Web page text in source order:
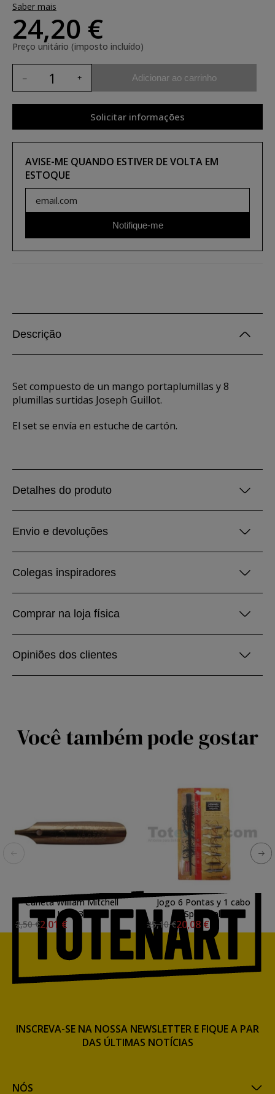
Saber mais
24,20 €
Preço unitário (imposto incluído)
Adicionar ao carrinho
Solicitar informações
AVISE-ME QUANDO ESTIVER DE VOLTA EM
ESTOQUE
Notifique-me
Descrição
Set compuesto de un mango portaplumillas y 8
plumillas surtidas Joseph Guillot.
El set se envía en estuche de cartón.
Detalhes do produto
Envio e devoluções
Colegas inspiradores
Comprar na loja física
Opiniões dos clientes
Você também pode gostar
Caneta William Mitchell
Italic 3r
2,50 €2,01 €
Jogo 6 Pontas y 1 cabo
Speedball
25,10 €20,08 €
NÓS
INSCREVA-SE NA NOSSA NEWSLETTER E FIQUE A PAR
DAS ÚLTIMAS NOTÍCIAS